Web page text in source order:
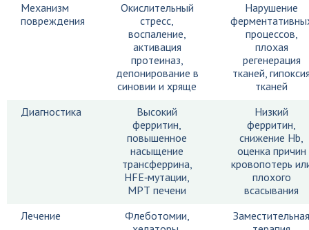
Механизм
повреждения
Окислительный
стресс,
воспаление,
активация
протеиназ,
депонирование в
синовии и хряще
Нарушение
процессов,
плохая
регенерация
тканей,
тканей
Диагностика
Высокий
ферритин,
повышенное
насыщение
трансферрина,
HFE‑мутации,
МРТ печени
Низкий
ферритин,
снижение Hb,
оценка причин
кровопотерь
плохого
всасывания
Лечение
Флеботомии,
Заместительная